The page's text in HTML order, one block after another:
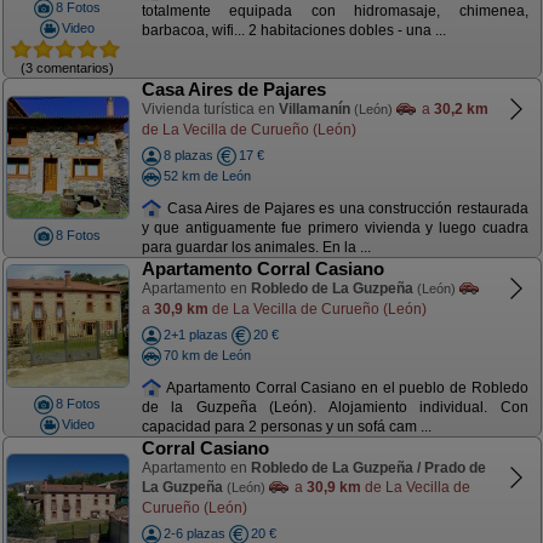
8 Fotos
Video
(3 comentarios)
totalmente equipada con hidromasaje, chimenea,
barbacoa, wifi... 2 habitaciones dobles - una ...
8 Fotos
Casa Aires de Pajares
Vivienda turística en Villamanín (León) a 30,2 km
de La Vecilla de Curueño (León)
8 plazas
17 €
52 km de León
Casa Aires de Pajares es una construcción restaurada
y que antiguamente fue primero vivienda y luego cuadra
para guardar los animales. En la ...
8 Fotos
Video
Apartamento Corral Casiano
Apartamento en Robledo de La Guzpeña (León)
a 30,9 km de La Vecilla de Curueño (León)
2+1 plazas
20 €
70 km de León
Apartamento Corral Casiano en el pueblo de Robledo
de la Guzpeña (León). Alojamiento individual. Con
capacidad para 2 personas y un sofá cam ...
Corral Casiano
Apartamento en Robledo de La Guzpeña / Prado de
La Guzpeña (León) a 30,9 km de La Vecilla de
Curueño (León)
2-6 plazas 20 €